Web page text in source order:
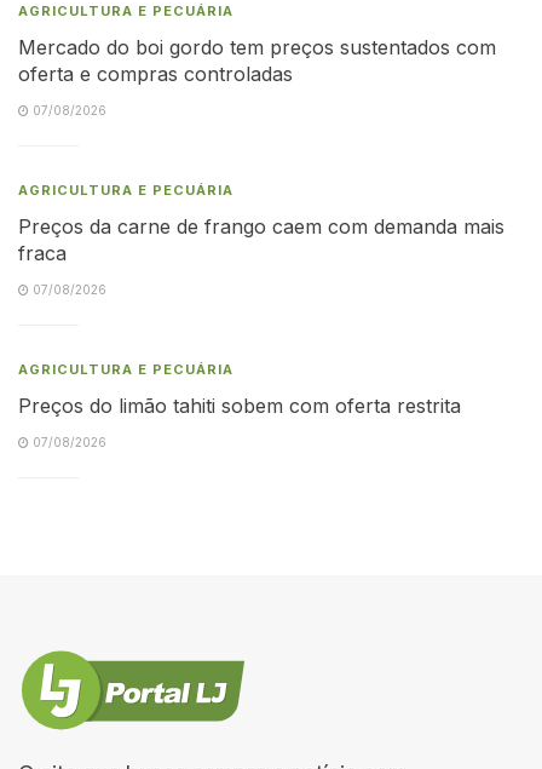
AGRICULTURA E PECUÁRIA
Mercado do boi gordo tem preços sustentados com
oferta e compras controladas
07/08/2026
AGRICULTURA E PECUÁRIA
Preços da carne de frango caem com demanda mais
fraca
07/08/2026
AGRICULTURA E PECUÁRIA
Preços do limão tahiti sobem com oferta restrita
07/08/2026